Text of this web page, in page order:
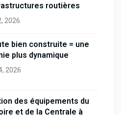
routières
2026
bien construite = une
plus dynamique
2026
des équipements du
et de la Centrale à